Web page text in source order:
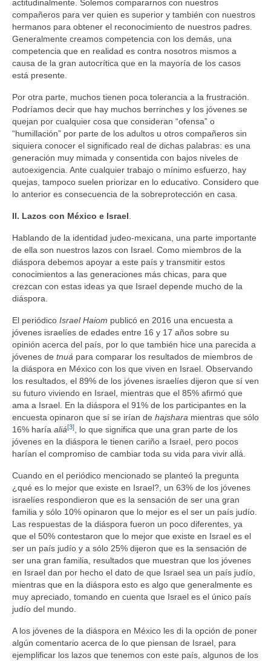
actitudinalmente. Solemos compararnos con nuestros
compañeros para ver quien es superior y también con nuestros
hermanos para obtener el reconocimiento de nuestros padres.
Generalmente creamos competencia con los demás, una
competencia que en realidad es contra nosotros mismos a
causa de la gran autocrítica que en la mayoría de los casos
está presente.
Por otra parte, muchos tienen poca tolerancia a la frustración.
Podríamos decir que hay muchos berrinches y los jóvenes se
quejan por cualquier cosa que consideran “ofensa” o
“humillación” por parte de los adultos u otros compañeros sin
siquiera conocer el significado real de dichas palabras: es una
generación muy mimada y consentida con bajos niveles de
autoexigencia. Ante cualquier trabajo o mínimo esfuerzo, hay
quejas, tampoco suelen priorizar en lo educativo. Considero que
lo anterior es consecuencia de la sobreprotección en casa.
II. Lazos con México e Israel
Hablando de la identidad judeo-mexicana, una parte importante
de ella son nuestros lazos con Israel. Como miembros de la
diáspora debemos apoyar a este país y transmitir estos
conocimientos a las generaciones más chicas, para que
crezcan con estas ideas ya que Israel depende mucho de la
diáspora.
El periódico Israel Haiom publicó en 2016 una encuesta a
jóvenes israelíes de edades entre 16 y 17 años sobre su
opinión acerca del país, por lo que también hice una parecida a
jóvenes de tnuá para comparar los resultados de miembros de
la diáspora en México con los que viven en Israel. Observando
los resultados, el 89% de los jóvenes israelíes dijeron que sí ven
su futuro viviendo en Israel, mientras que el 85% afirmó que
ama a Israel. En la diáspora el 91% de los participantes en la
encuesta opinaron que sí se irían de hajshara mientras que sólo
16% haría aliá[3]
, lo que significa que una gran parte de los
jóvenes en la diáspora le tienen cariño a Israel, pero pocos
harían el compromiso de cambiar toda su vida para vivir allá.
Cuando en el periódico mencionado se planteó la pregunta
¿qué es lo mejor que existe en Israel?, un 63% de los jóvenes
israelíes respondieron que es la sensación de ser una gran
familia y sólo 10% opinaron que lo mejor es el ser un país judío.
Las respuestas de la diáspora fueron un poco diferentes, ya
que el 50% contestaron que lo mejor que existe en Israel es el
ser un país judío y a sólo 25% dijeron que es la sensación de
ser una gran familia, resultados que muestran que los jóvenes
en Israel dan por hecho el dato de que Israel sea un país judío,
mientras que en la diáspora esto es algo que generalmente es
muy apreciado, tomando en cuenta que Israel es el único país
judío del mundo.
A los jóvenes de la diáspora en México les di la opción de poner
algún comentario acerca de lo que piensan de Israel, para
ejemplificar los lazos que tenemos con este país, algunos de los